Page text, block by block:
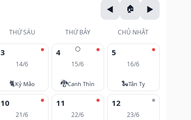
THỨ SÁU THỨ BẢY CHỦ NHẬT
3
14/6
🐈Kỷ Mão
🌕
4
15/6
🐉Canh Thìn
5
16/6
🐍Tân Tỵ
10
21/6
11
22/6
12
23/6